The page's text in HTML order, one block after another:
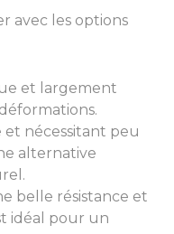
avec les options
et largement
et nécessitant peu
alternative
belle résistance et
idéal pour un